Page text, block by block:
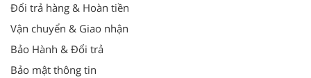
Đổi trả hàng & Hoàn tiền
Vận chuyển & Giao nhận
Bảo Hành & Đổi trả
Bảo mật thông tin